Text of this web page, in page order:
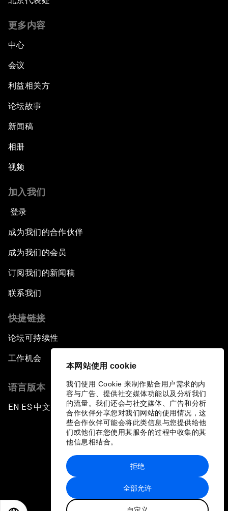
本网站使用 cookie
我们使用 Cookie 来制作贴合用户需求的内
容与广告、提供社交媒体功能以及分析我们
的流量。我们还会与社交媒体、广告和分析
合作伙伴分享您对我们网站的使用情况，这
些合作伙伴可能会将此类信息与您提供给他
们或他们在您使用其服务的过程中收集的其
他信息相结合。
全部允许
拒绝
更多内容
中心
会议
利益相关方
论坛故事
新闻稿
相册
视频
加入我们
登录
成为我们的合作伙伴
成为我们的会员
订阅我们的新闻稿
联系我们
快捷链接
论坛可持续性
工作机会
语言版本
EN ▪ES▪中文▪ 日本語
站点地图